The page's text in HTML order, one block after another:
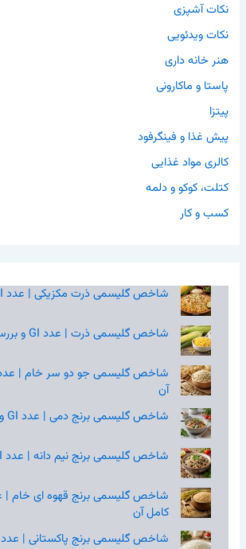
نکات آشپزی
نکات ویدئویی
هنر خانه داری
پاستا و ماکارونی
پیتزا
پیش غذا و فینگرفود
کالری مواد غذایی
کتلت، کوکو و دلمه
کسب و کار
شاخص گلیسمی ذرت مکزیکی | عدد GI و بررسی کامل آن
شاخص گلیسمی ذرت | عدد GI و بررسی کامل آن
آن
شاخص گلیسمی برنج دمی | عدد GI و بررسی کامل آن
شاخص گلیسمی برنج نیم‌ دانه | عدد GI و بررسی کامل آن
کامل آن
شاخص گلیسمی برنج پاکستانی | عدد GI و بررسی کامل آن